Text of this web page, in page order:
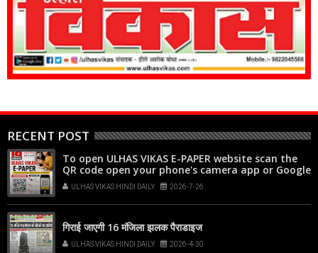
RECENT POST
To open ULHAS VIKAS E-PAPER website scan the
QR code open your phone's camera app or Google
Lens, point it at the code, and tap the web link
popup that appears on your screen
ULHAS VIKAS HINDI DAILY 2026-7-26
गिराई जाएगी 16 मंजिला झलक पैराडाइज
ULHAS VIKAS HINDI DAILY 2026-4-30